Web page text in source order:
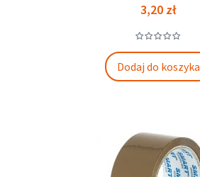
Cena
3,20 zł
Dodaj do koszyka